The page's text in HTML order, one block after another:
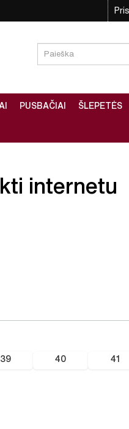
PUSBAČIAI ŠLEPETĖS
internetu
39 40 41